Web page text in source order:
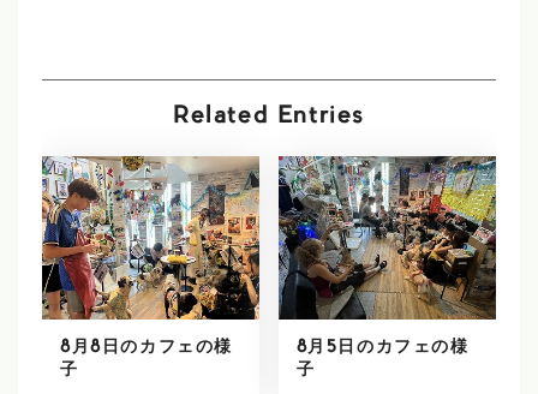
Related Entries
8月8日のカフェの様
子
8月5日のカフェの様
子